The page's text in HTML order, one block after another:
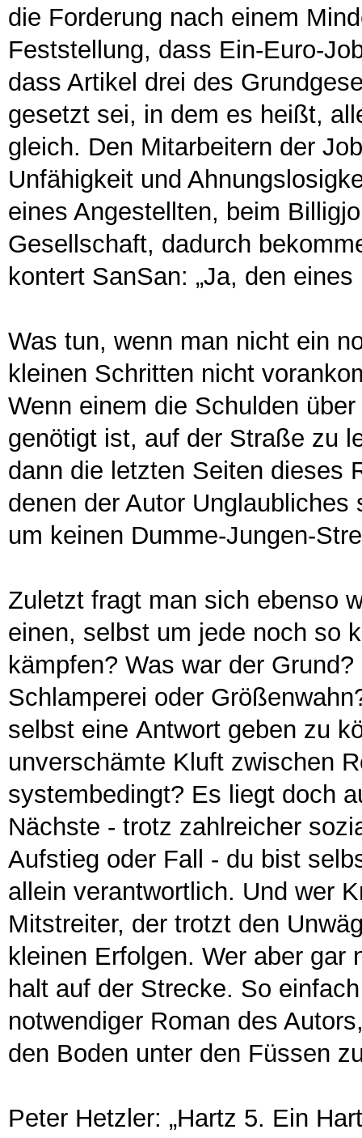
die Forderung nach einem
Feststellung, dass Ein-Euro-
dass Artikel drei des
gesetzt sei, in dem es heißt,
gleich. Den Mitarbeitern der
Unfähigkeit und
eines Angestellten, beim
Gesellschaft, dadurch
kontert SanSan: „Ja, den
Was tun, wenn man nicht ein
kleinen Schritten nicht
Wenn einem die Schulden
genötigt ist, auf der Straße zu
dann die letzten Seiten dieses
denen der Autor
um keinen Dumme-Jungen-
Zuletzt fragt man sich ebenso
einen, selbst um jede noch so
kämpfen? Was war der
Schlamperei oder
selbst eine Antwort geben zu
unverschämte Kluft zwischen
systembedingt? Es liegt doch
Nächste - trotz zahlreicher
Aufstieg oder Fall - du bist
allein verantwortlich. Und wer
Mitstreiter, der trotzt den
kleinen Erfolgen. Wer aber gar
halt auf der Strecke. So
notwendiger Roman des
den Boden unter den Füssen
Peter Hetzler: „Hartz 5. Ein